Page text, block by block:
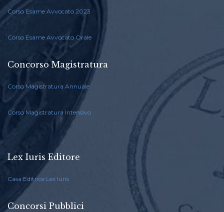
Corso Esame Avvocato 2023
Corso Esame Avvocato Orale
Concorso Magistratura
Corso Magistratura Annuale
Corso Magistratura Intensivo
Lex Iuris Editore
Casa Editrice Lex Iuris
Concorsi Pubblici